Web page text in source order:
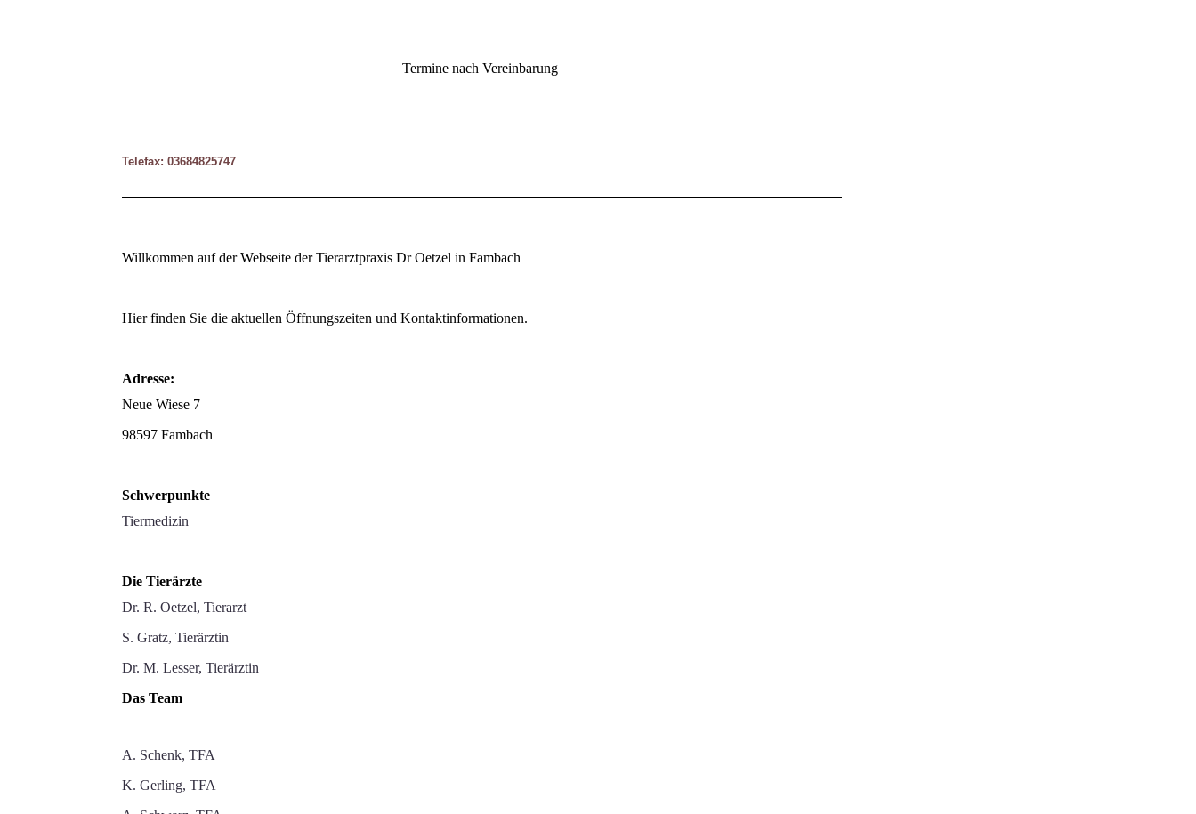
Termine nach Vereinbarung
Telefax: 03684825747
Willkommen auf der Webseite der Tierarztpraxis Dr Oetzel in Fambach
Hier finden Sie die aktuellen Öffnungszeiten und Kontaktinformationen.
Adresse:
Neue Wiese 7
98597 Fambach
Schwerpunkte
Tiermedizin
Die Tierärzte
Dr. R. Oetzel, Tierarzt
S. Gratz, Tierärztin
Dr. M. Lesser, Tierärztin
Das Team
A. Schenk, TFA
K. Gerling, TFA